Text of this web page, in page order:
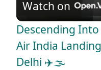
Watch on
Descending
Air India
Delhi ✈️🌫️